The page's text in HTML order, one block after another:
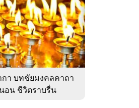
า บทชัยมงคลคาถา
อน ชีวิตราบรื่น